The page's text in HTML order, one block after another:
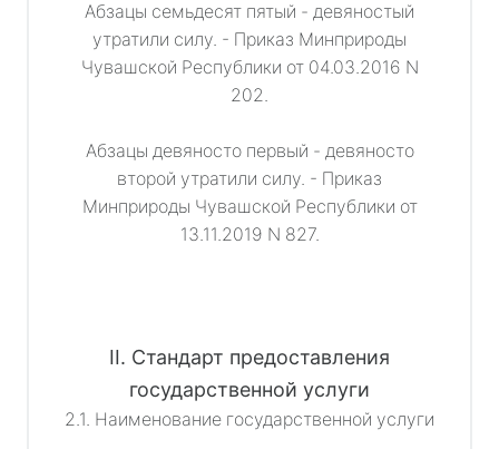
Абзацы семьдесят пятый - девяностый
утратили силу. - Приказ Минприроды
Чувашской Республики от 04.03.2016 N
202.
Абзацы девяносто первый - девяносто
второй утратили силу. - Приказ
Минприроды Чувашской Республики от
13.11.2019 N 827.
II. Стандарт предоставления
государственной услуги
2.1. Наименование государственной услуги